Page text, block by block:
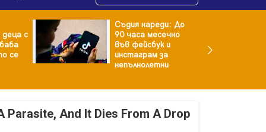
с
се
Съдия нареди: До
90 часа месечно
във фейсбук и
инстаграм за
непълнолетни
Parasite, And It Dies From A Drop